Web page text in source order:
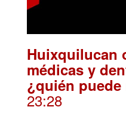
Huixquilucan
médicas y
¿quién
23:28